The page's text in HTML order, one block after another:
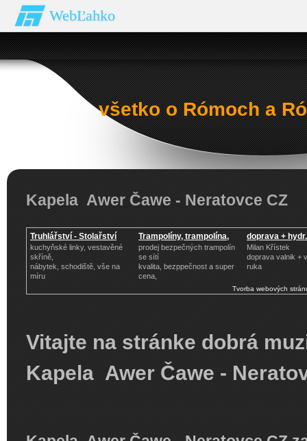
WebĽahko
všetko o Rómoch a
Kapela Awer Čawe - Neratovce CZ
Truhlářství - Stolařství
kuchyňské linky, vestavěné
skříně,
nábytek, schodiště, vše na
míru
Trampolíny, trampolína,
prodej bezpečných trampolín
se sítí
kvalita, bezppečnost a super
cena,
doprava +
Milan Křístek
doprava valnik +
ruka
Tvorba webových
Vitajte na stránke dobrá
Kapela Awer Čawe -